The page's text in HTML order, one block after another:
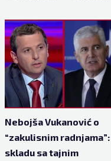
Nebojša Vukanović o
“zakulisnim radnjama”:
skladu sa tajnim